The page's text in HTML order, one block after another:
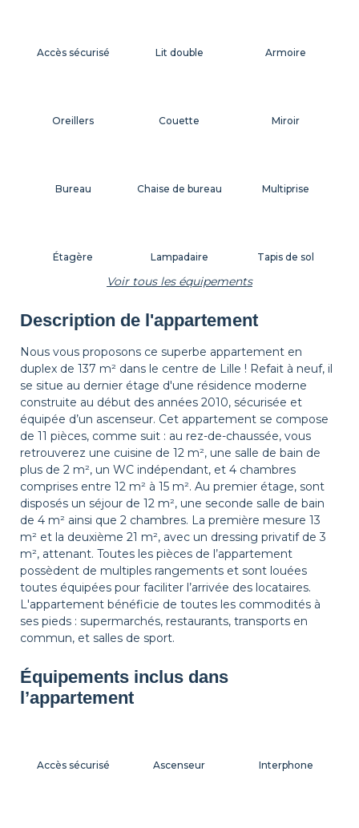
Corbeille à papier
Rideaux
Multiprise
Décorations
Lampadaire
Oreillers Couette
Bureau
Armoire
Étagère
Table de chevet Lampe de chevet
Tapis de sol
Miroir
Chaise de bureau
Accès sécurisé Lit double
Voir tous les équipements
Description de l'appartement
Nous vous proposons ce superbe appartement en
duplex de 137 m² dans le centre de Lille ! Refait à neuf, il
se situe au dernier étage d'une résidence moderne
construite au début des années 2010, sécurisée et
équipée d’un ascenseur. Cet appartement se compose
de 11 pièces, comme suit : au rez-de-chaussée, vous
retrouverez une cuisine de 12 m², une salle de bain de
plus de 2 m², un WC indépendant, et 4 chambres
comprises entre 12 m² à 15 m². Au premier étage, sont
disposés un séjour de 12 m², une seconde salle de bain
de 4 m² ainsi que 2 chambres. La première mesure 13
m² et la deuxième 21 m², avec un dressing privatif de 3
m², attenant. Toutes les pièces de l’appartement
possèdent de multiples rangements et sont louées
toutes équipées pour faciliter l’arrivée des locataires.
L'appartement bénéficie de toutes les commodités à
ses pieds : supermarchés, restaurants, transports en
commun, et salles de sport.
Équipements inclus dans
l’appartement
Accès sécurisé Ascenseur Interphone